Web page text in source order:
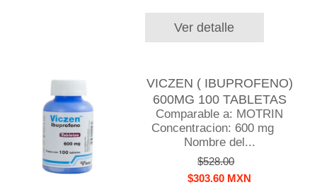
Ver detalle
VICZEN ( IBUPROFENO)
600MG 100 TABLETAS
Comparable a: MOTRIN
Concentracion: 600 mg
Nombre del...
$528.00
$303.60 MXN